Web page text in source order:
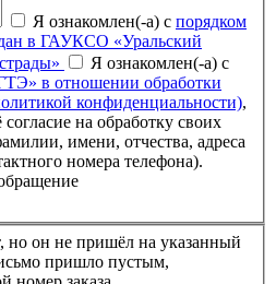
Я ознакомлен(-а) с порядком
в ГАУКСО «Уральский
Я ознакомлен(-а) с
в отношении обработки
конфиденциальности),
на обработку своих
имени, отчества, адреса
номера телефона).
но он не пришёл на указанный
пришло пустым,